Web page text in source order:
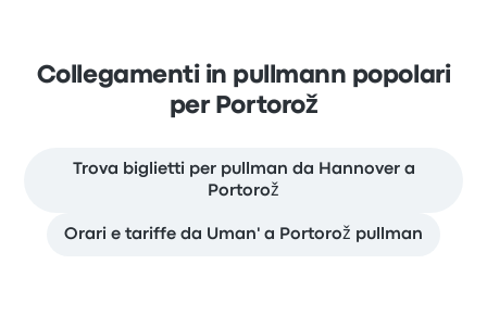
Collegamenti in pullmann popolari
per Portorož
Trova biglietti per pullman da Hannover a
Portorož
Orari e tariffe da Uman' a Portorož pullman